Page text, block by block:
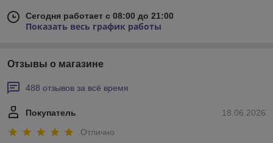
Сегодня работает с 08:00 до 21:00
Показать весь график работы
Отзывы о магазине
488 отзывов за всё время
18.06.2026
Покупатель
Отлично